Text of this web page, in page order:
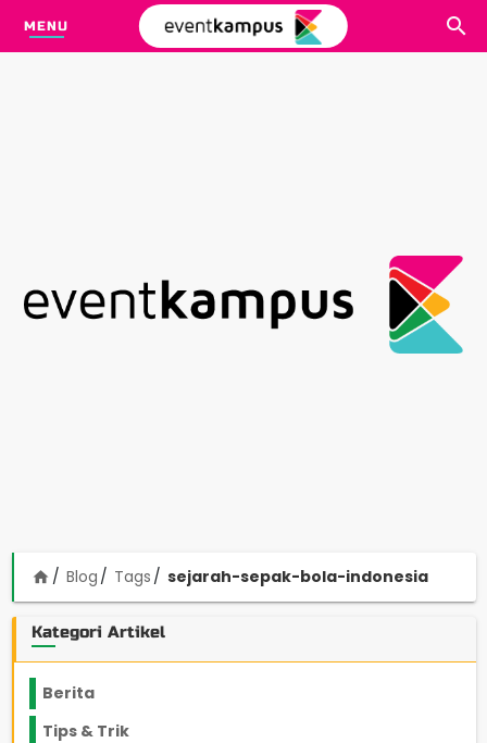
MENU
home Blog Tags sejarah-sepak-bola-indonesia
Kategori Artikel
Berita
Tips & Trik